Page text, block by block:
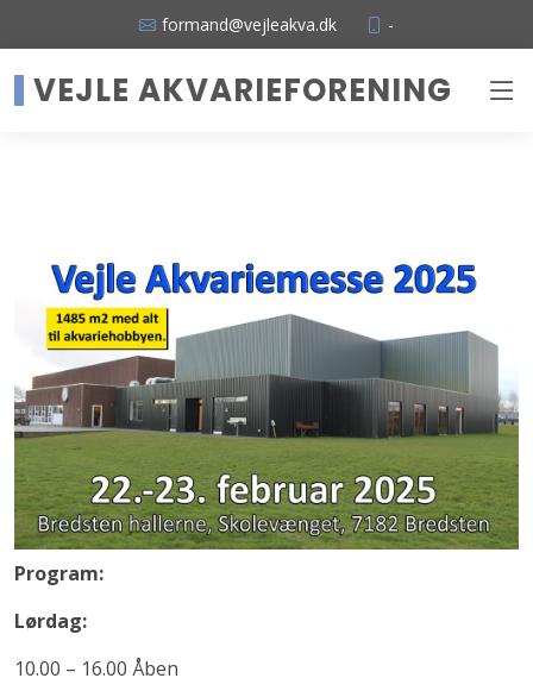
formand@vejleakva.dk -
VEJLE AKVARIEFORENING
Program:
Lørdag:
10.00 – 16.00 Åben